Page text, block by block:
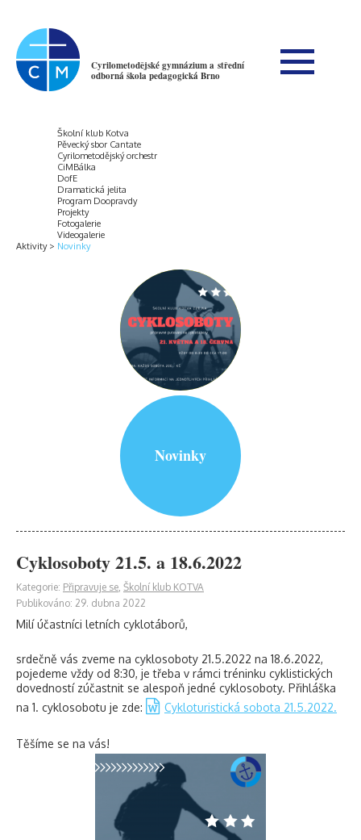
Cyrilometodějské gymnázium a střední
odborná škola pedagogická Brno
Aktivity
Školní klub Kotva
Pěvecký sbor Cantate
Cyrilometodějský orchestr
CiMBálka
DofE
Dramatická jelita
Program Doopravdy
Projekty
Fotogalerie
Videogalerie
Novinky
Novinky
Cyklosoboty 21.5. a 18.6.2022
Kategorie: Připravuje se, Školní klub KOTVA
Publikováno: 29. dubna 2022
Milí účastníci letních cyklotáborů,
srdečně vás zveme na cyklosoboty 21.5.2022 na 18.6.2022,
pojedeme vždy od 8:30, je třeba v rámci tréninku cyklistických
dovedností zúčastnit se alespoň jedné cyklosoboty. Přihláška
na 1. cyklosobotu je zde:
Cykloturistická sobota 21.5.2022.
Těšíme se na vás!